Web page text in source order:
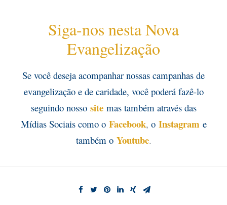
Siga-nos nesta Nova
Evangelização
Se você deseja acompanhar nossas campanhas de
evangelização e de caridade, você poderá fazê-lo
seguindo nosso site mas também através das
Mídias Sociais como o Facebook, o Instagram e
também o Youtube.